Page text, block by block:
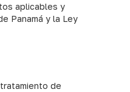
aplicables y
Panamá y la Ley
de